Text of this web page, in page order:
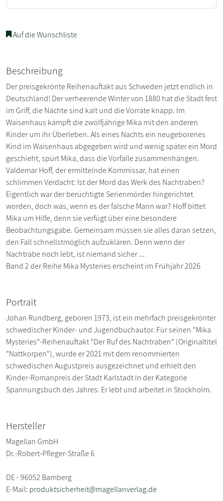
Auf die Wunschliste
Beschreibung
Der preisgekrönte Reihenauftakt aus Schweden jetzt endlich in
Deutschland! Der verheerende Winter von 1880 hat die Stadt fest
im Griff, die Nächte sind kalt und die Vorräte knapp. Im
Waisenhaus kämpft die zwölfjährige Mika mit den anderen
Kinder um ihr Überleben. Als eines Nachts ein neugeborenes
Kind im Waisenhaus abgegeben wird und wenig später ein Mord
geschieht, spürt Mika, dass die Vorfälle zusammenhängen.
Valdemar Hoff, der ermittelnde Kommissar, hat einen
schlimmen Verdacht: Ist der Mord das Werk des Nachtraben?
Eigentlich war der berüchtigte Serienmörder hingerichtet
worden, doch was, wenn es der falsche Mann war? Hoff bittet
Mika um Hilfe, denn sie verfügt über eine besondere
Beobachtungsgabe. Gemeinsam müssen sie alles daran setzen,
den Fall schnellstmöglich aufzuklären. Denn wenn der
Nachtrabe noch lebt, ist niemand sicher ...
Band 2 der Reihe Mika Mysteries erscheint im Frühjahr 2026
Portrait
Johan Rundberg, geboren 1973, ist ein mehrfach preisgekrönter
schwedischer Kinder- und Jugendbuchautor. Für seinen "Mika
Mysteries"-Reihenauftakt "Der Ruf des Nachtraben" (Originaltitel
"Nattkorpen"), wurde er 2021 mit dem renommierten
schwedischen Augustpreis ausgezeichnet und erhielt den
Kinder-Romanpreis der Stadt Karlstadt in der Kategorie
Spannungsbuch des Jahres. Er lebt und arbeitet in Stockholm.
Hersteller
Magellan GmbH
Dr.-Robert-Pfleger-Straße 6
DE - 96052 Bamberg
E-Mail: produktsicherheit@magellanverlag.de